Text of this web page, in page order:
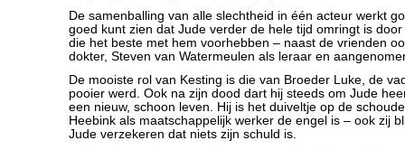
De samenballing van alle slechtheid in één acteur werkt
goed kunt zien dat Jude verder de hele tijd omringt is
die het beste met hem voorhebben – naast de vrienden
dokter, Steven van Watermeulen als leraar en
De mooiste rol van Kesting is die van Broeder Luke, de
pooier werd. Ook na zijn dood dart hij steeds om Jude
een nieuw, schoon leven. Hij is het duiveltje op de
Heebink als maatschappelijk werker de engel is – ook zij
Jude verzekeren dat niets zijn schuld is.